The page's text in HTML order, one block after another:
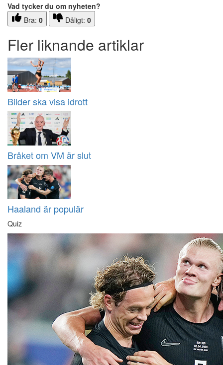
Vad tycker du om nyheten?
Bra: 0 Dåligt: 0
Fler liknande artiklar
Bilder ska visa idrott
Bråket om VM är slut
Haaland är populär
Quiz